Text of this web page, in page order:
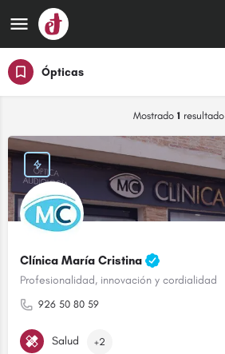
Ópticas
Mostrado 1 resultado
Clínica María Cristina
Profesionalidad, innovación y cordialidad
926 50 80 59
Salud +2